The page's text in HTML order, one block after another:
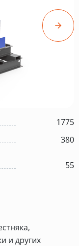
1775
380
55
и других